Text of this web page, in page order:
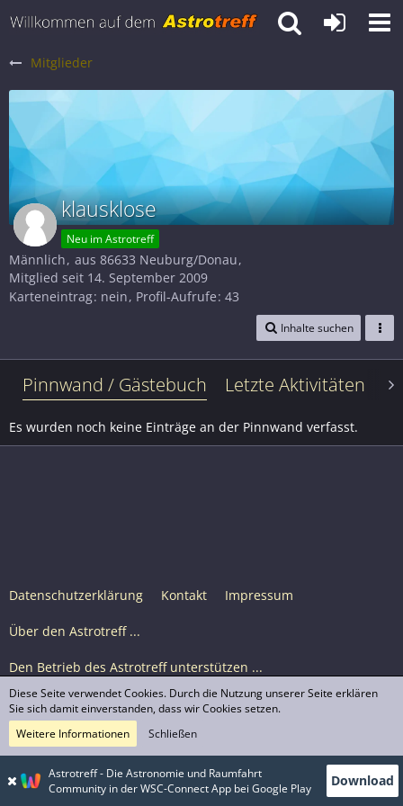
Mitglieder
klausklose
Neu im Astrotreff
Männlich aus 86633 Neuburg/Donau
Mitglied seit 14. September 2009
Karteneintrag nein Profil-Aufrufe 43
Inhalte suchen
Pinnwand / Gästebuch Letzte Aktivitäten
Es wurden noch keine Einträge an der Pinnwand verfasst.
Datenschutzerklärung Kontakt Impressum
Über den Astrotreff ...
Den Betrieb des Astrotreff unterstützen ...
Nutzungsbedingungen
© Astrotreff 2001-2026, lizenziert unter CC BY-SA,
sofern für einzelne Inhalte nicht anders angegeben
Astrotreff - Die Astronomie und Raumfahrt
Community in der WSC-Connect App bei Google Play
Download
Diese Seite verwendet Cookies. Durch die Nutzung unserer Seite erklären
Sie sich damit einverstanden, dass wir Cookies setzen.
Weitere Informationen
Schließen